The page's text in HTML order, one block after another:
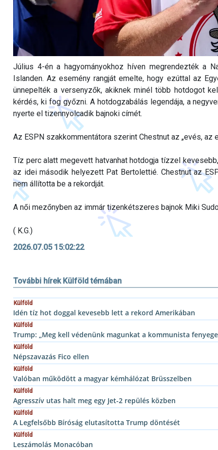
Július 4-én a hagyományokhoz híven megrendezték a
Islanden. Az esemény rangját emelte, hogy ezúttal az
ünnepelték a versenyzők, akiknek minél több hotdogot
kérdés, ki fog győzni. A hotdogzabálás legendája, a
nyerte el tizennyolcadik bajnoki címét.
Az ESPN szakkommentátora szerint Chestnut az „evés,
Tíz perc alatt megevett hatvanhat hotdogja tízzel
az idei második helyezett Pat Bertolettié. Chestnut az
nem állította be a rekordját.
A női mezőnyben az immár tizenkétszeres bajnok Miki
( K.G.)
2026.07.05 15:02:22
További hírek Külföld témában
Külföld
Idén tíz hot doggal kevesebb lett a rekord Amerikában
Külföld
Trump: „Meg kell védenünk magunkat a kommunista
Külföld
Népszavazás Fico ellen
Külföld
Valóban működött a magyar kémhálózat Brüsszelben
Külföld
Agresszív utas halt meg egy Jet-2 repülés közben
Külföld
A Legfelsőbb Bíróság elutasította Trump döntését
Külföld
Leszámolás Monacóban